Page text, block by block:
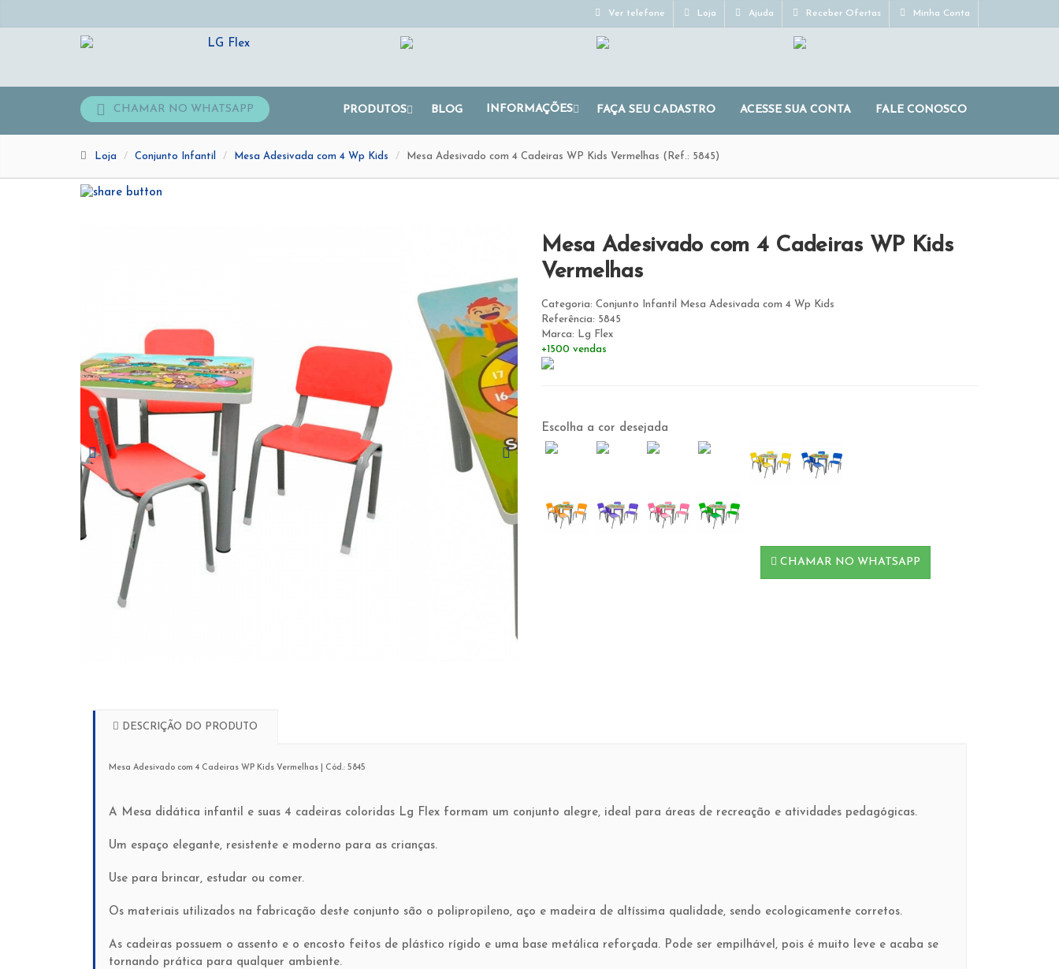
Ver telefone Loja Ajuda Receber Ofertas Minha Conta
CHAMAR NO WHATSAPP PRODUTOS BLOG INFORMAÇÕES FAÇA SEU CADASTRO ACESSE SUA CONTA FALE CONOSCO
Loja Conjunto Infantil Mesa Adesivada com 4 Wp Kids Mesa Adesivado com 4 Cadeiras WP Kids Vermelhas (Ref.: 5845)
Mesa Adesivado com 4 Cadeiras WP Kids
Vermelhas
Categoria: Conjunto Infantil Mesa Adesivada com 4 Wp Kids
Referência: 5845
Marca: Lg Flex
+1500 vendas
Escolha a cor desejada
CHAMAR NO WHATSAPP
DESCRIÇÃO DO PRODUTO
Mesa Adesivado com 4 Cadeiras WP Kids Vermelhas | Cód.: 5845
A Mesa didática infantil e suas 4 cadeiras coloridas Lg Flex formam um conjunto alegre, ideal para áreas de recreação e atividades pedagógicas.
Um espaço elegante, resistente e moderno para as crianças.
Use para brincar, estudar ou comer.
Os materiais utilizados na fabricação deste conjunto são o polipropileno, aço e madeira de altíssima qualidade, sendo ecologicamente corretos.
As cadeiras possuem o assento e o encosto feitos de plástico rígido e uma base metálica reforçada. Pode ser empilhável, pois é muito leve e acaba se
tornando prática para qualquer ambiente.